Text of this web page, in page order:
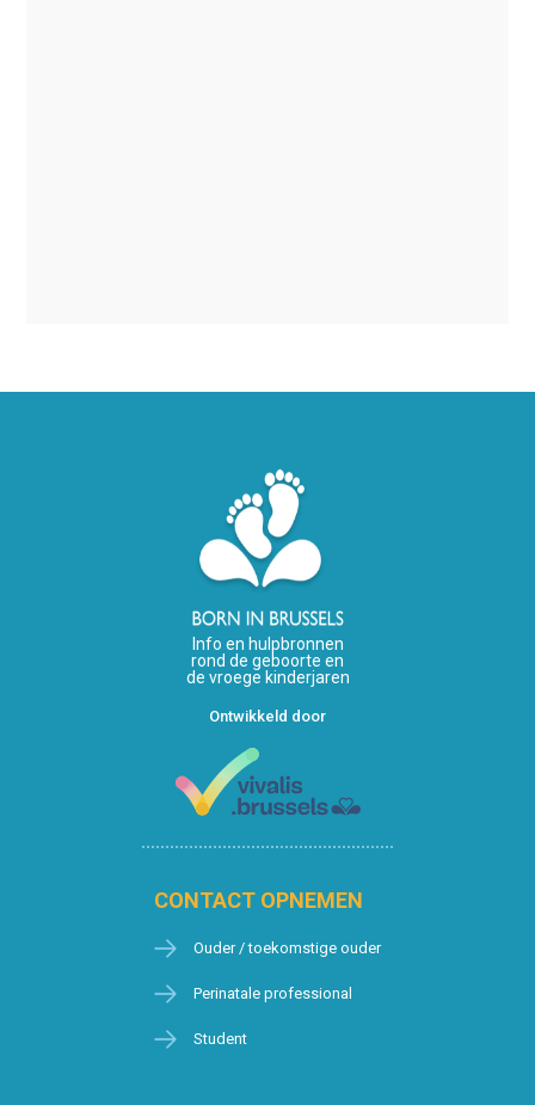
Info en hulpbronnen
rond de geboorte en
de vroege kinderjaren
Ontwikkeld door
CONTACT OPNEMEN
Ouder / toekomstige ouder
Perinatale professional
Student